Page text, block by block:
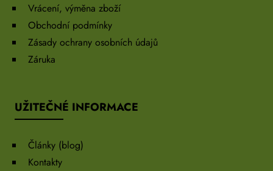
Vrácení, výměna zboží
Obchodní podmínky
Zásady ochrany osobních údajů
Záruka
UŽITEČNÉ INFORMACE
Články (blog)
Kontakty